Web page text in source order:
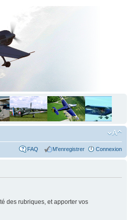
FAQ M'enregistrer Connexion
des rubriques, et apporter vos